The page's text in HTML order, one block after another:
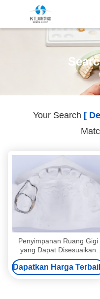
Your Search [
Penyimpanan Ruang Gigi
yang Dapat Disesuaikan
Untuk Penyimpanan Gigi
Untuk Memperbaiki Celah
Dapatkan Harga